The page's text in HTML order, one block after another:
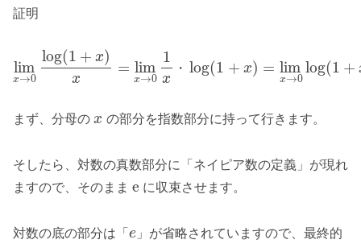
証明
lim
x→0
log(1 + x)
x
= lim
x→0
1
x
・ log(1 + x) = lim
x→0
log(1 +
まず、分母の x の部分を指数部分に持って行きます。
そしたら、対数の真数部分に「ネイピア数の定義」が現れ
ますので、そのまま e に収束させます。
対数の底の部分は「 e 」が省略されていますので、最終的